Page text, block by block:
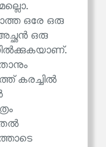
ഒരേ ഒരു
ഒരു
കരച്ചിൽ